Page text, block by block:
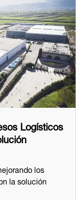
Logísticos
los
la solución